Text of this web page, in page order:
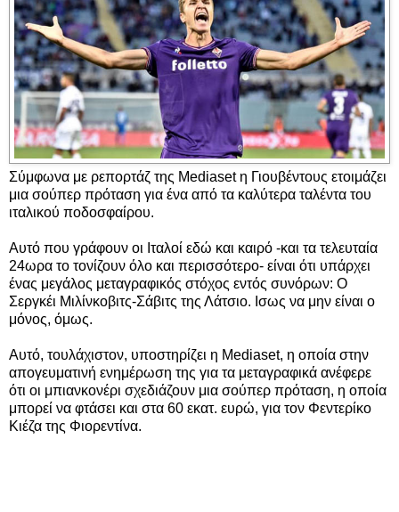
Σύμφωνα με ρεπορτάζ της Mediaset η Γιουβέντους ετοιμάζει
μια σούπερ πρόταση για ένα από τα καλύτερα ταλέντα του
ιταλικού ποδοσφαίρου.
Αυτό που γράφουν οι Ιταλοί εδώ και καιρό -και τα τελευταία
24ωρα το τονίζουν όλο και περισσότερο- είναι ότι υπάρχει
ένας μεγάλος μεταγραφικός στόχος εντός συνόρων: Ο
Σεργκέι Μιλίνκοβιτς-Σάβιτς της Λάτσιο. Ισως να μην είναι ο
μόνος, όμως.
Αυτό, τουλάχιστον, υποστηρίζει η Mediaset, η οποία στην
απογευματινή ενημέρωση της για τα μεταγραφικά ανέφερε
ότι οι μπιανκονέρι σχεδιάζουν μια σούπερ πρόταση, η οποία
μπορεί να φτάσει και στα 60 εκατ. ευρώ, για τον Φεντερίκο
Κιέζα της Φιορεντίνα.